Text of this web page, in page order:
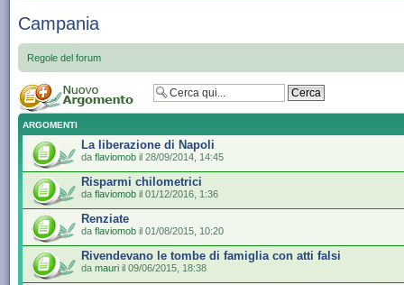
Campania
Regole del forum
ARGOMENTI
La liberazione di Napoli
da flaviomob il 28/09/2014, 14:45
Risparmi chilometrici
da flaviomob il 01/12/2016, 1:36
Renziate
da flaviomob il 01/08/2015, 10:20
Rivendevano le tombe di famiglia con atti falsi
da mauri il 09/06/2015, 18:38